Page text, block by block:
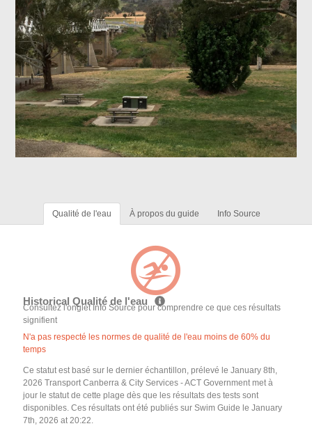
Qualité de l'eau À propos du guide Info Source
Historical Qualité de l'eau
Consultez l'onglet Info Source pour comprendre ce que ces résultats
signifient
N'a pas respecté les normes de qualité de l'eau moins de 60% du
temps
Ce statut est basé sur le dernier échantillon, prélevé le January 8th,
2026 Transport Canberra & City Services - ACT Government met à
jour le statut de cette plage dès que les résultats des tests sont
disponibles. Ces résultats ont été publiés sur Swim Guide le January
7th, 2026 at 20:22.